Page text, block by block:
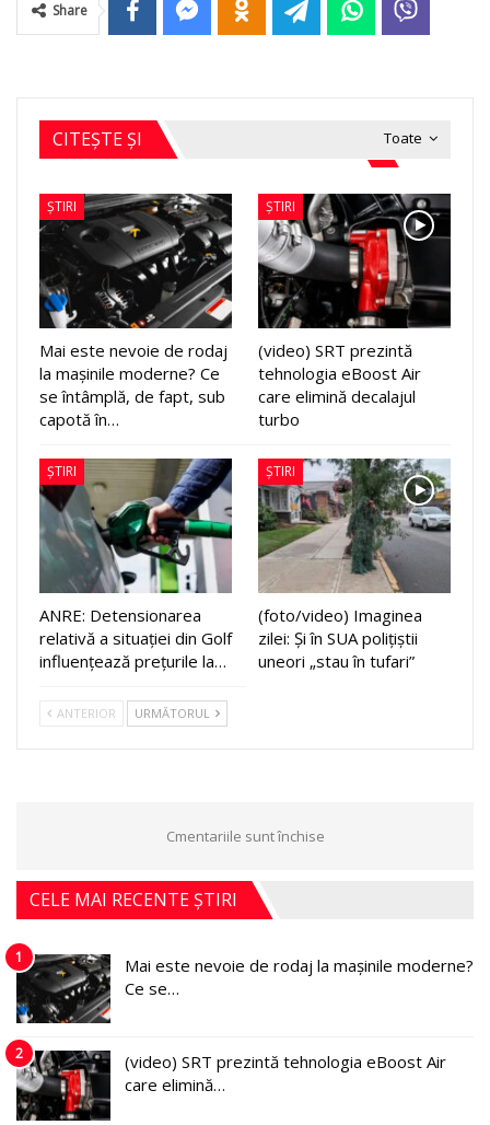
Share
Toate
CITEȘTE ȘI
ȘTIRI
Mai este nevoie de rodaj
la mașinile moderne? Ce
se întâmplă, de fapt, sub
capotă în…
ȘTIRI
(video) SRT prezintă
tehnologia eBoost Air
care elimină decalajul
turbo
ȘTIRI
ANRE: Detensionarea
relativă a situației din Golf
influențează prețurile la…
ȘTIRI
(foto/video) Imaginea
zilei: Și în SUA polițiștii
uneori „stau în tufari”
ANTERIOR URMĂTORUL
Cmentariile sunt închise
CELE MAI RECENTE ȘTIRI
1
Mai este nevoie de rodaj la mașinile moderne?
Ce se…
2
(video) SRT prezintă tehnologia eBoost Air
care elimină…